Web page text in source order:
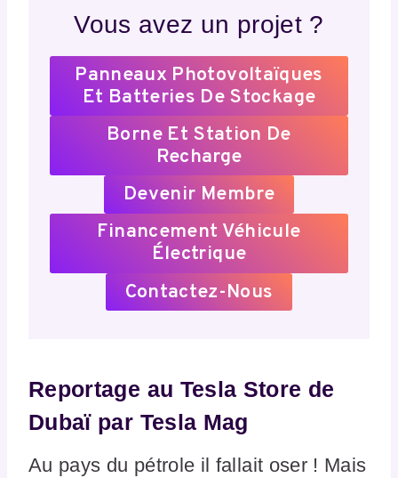
Vous avez un projet ?
Panneaux Photovoltaïques
Et Batteries De Stockage
Borne Et Station De
Recharge
Devenir Membre
Financement Véhicule
Électrique
Contactez-Nous
Reportage au Tesla Store de
Dubaï par Tesla Mag
Au pays du pétrole il fallait oser ! Mais